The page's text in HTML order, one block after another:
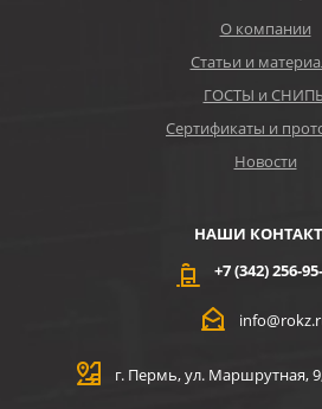
О компании
Статьи и
ГОСТЫ и
Сертификаты и
Новости
НАШИ
+7 (342) 256-
г. Пермь, ул. Маршрутная,